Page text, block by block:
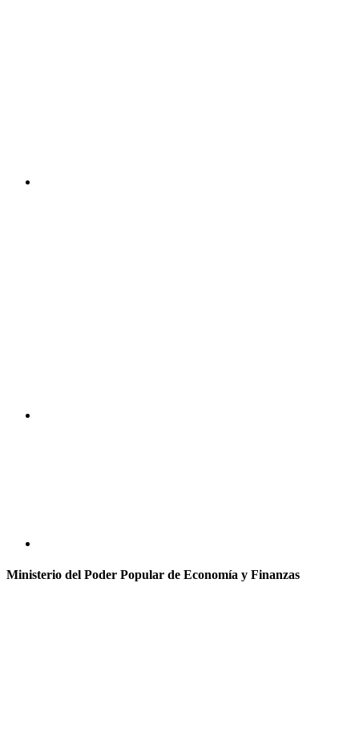
Ministerio del Poder Popular de Economía y Finanzas